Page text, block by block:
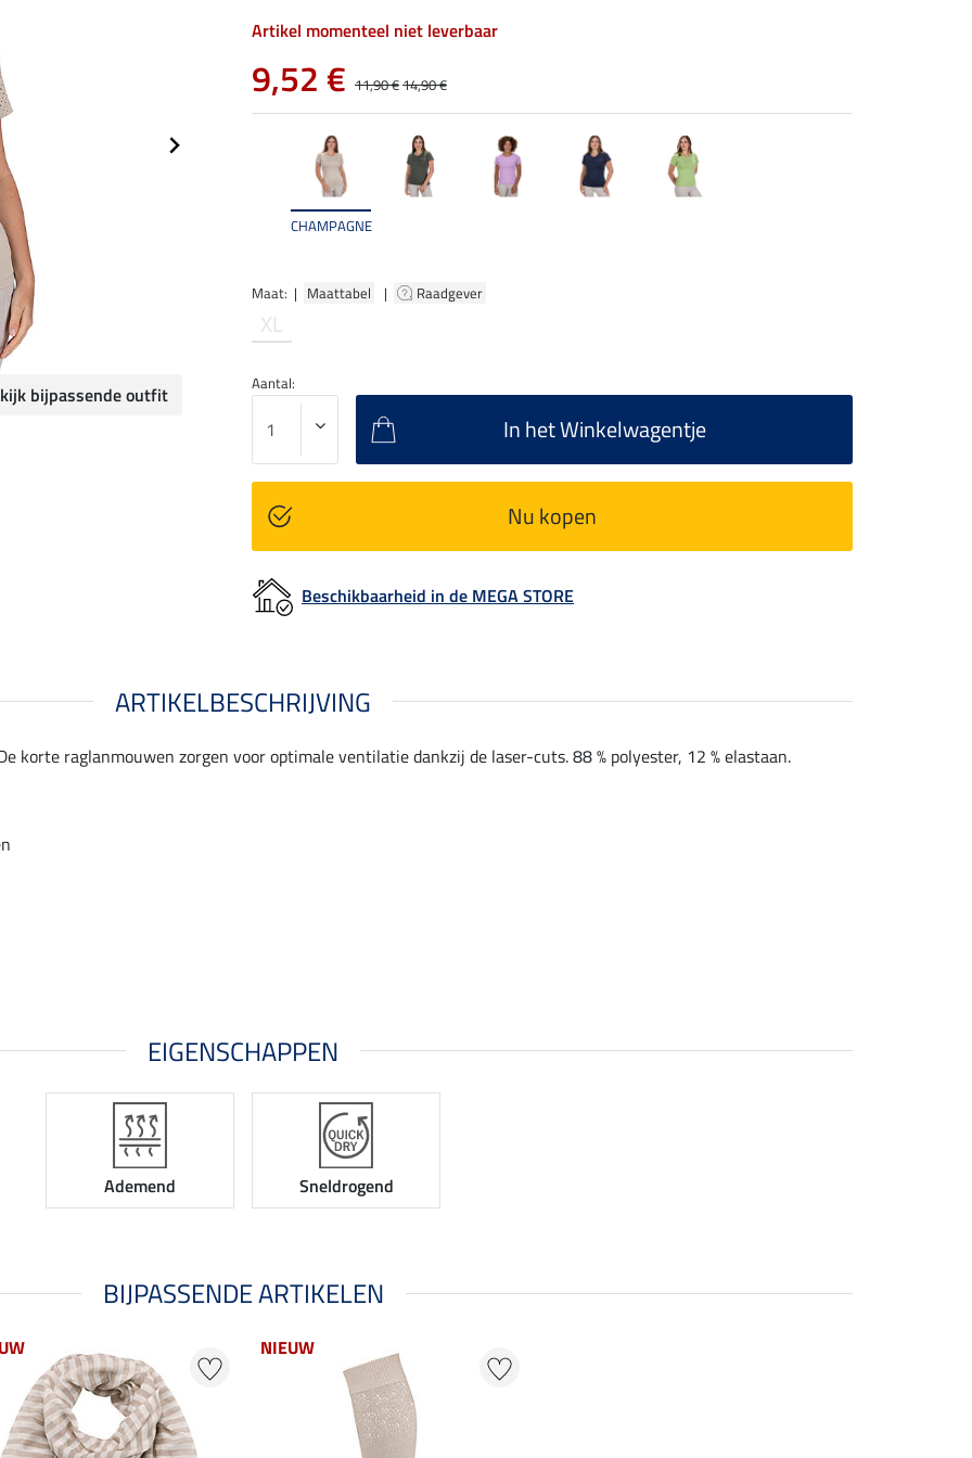
bijpassende outfit
CHAMPAGNE
Maat: | Maattabel | Raadgever
XL
Artikel momenteel niet leverbaar
9,52 € 11,90 €14,90 €
Aantal:
In het Winkelwagentje
Nu kopen
Beschikbaarheid in de MEGA STORE
ARTIKELBESCHRIJVING
korte raglanmouwen zorgen voor optimale ventilatie dankzij de laser-cuts. 88 % polyester, 12 % elastaan.
EIGENSCHAPPEN
Ademend Sneldrogend
BIJPASSENDE ARTIKELEN
NIEUW